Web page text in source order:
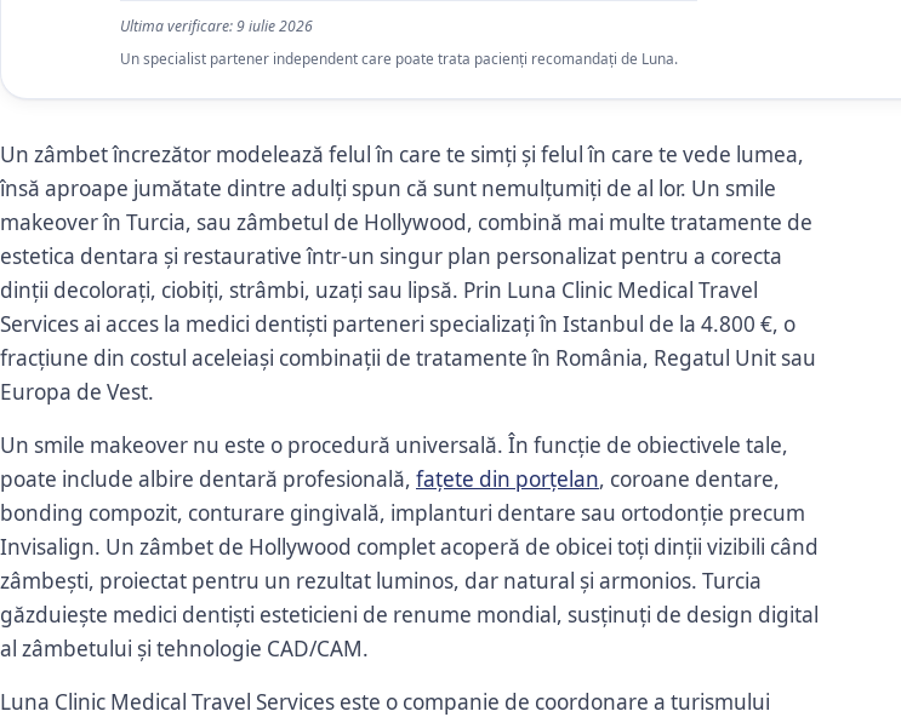
Ultima verificare:9 iulie 2026
Un specialist partener independent care poate trata pacienți recomandați de Luna.
Un zâmbet încrezător modelează felul în care te simți și felul în care te vede lumea,
însă aproape jumătate dintre adulți spun că sunt nemulțumiți de al lor. Un smile
makeover în Turcia, sau zâmbetul de Hollywood, combină mai multe tratamente de
estetica dentara și restaurative într-un singur plan personalizat pentru a corecta
dinții decolorați, ciobiți, strâmbi, uzați sau lipsă. Prin Luna Clinic Medical Travel
Services ai acces la medici dentiști parteneri specializați în Istanbul de la 4.800 €, o
fracțiune din costul aceleiași combinații de tratamente în România, Regatul Unit sau
Europa de Vest.
Un smile makeover nu este o procedură universală. În funcție de obiectivele tale,
poate include albire dentară profesională, fațete din porțelan, coroane dentare,
bonding compozit, conturare gingivală, implanturi dentare sau ortodonție precum
Invisalign. Un zâmbet de Hollywood complet acoperă de obicei toți dinții vizibili când
zâmbești, proiectat pentru un rezultat luminos, dar natural și armonios. Turcia
găzduiește medici dentiști esteticieni de renume mondial, susținuți de design digital
al zâmbetului și tehnologie CAD/CAM.
Luna Clinic Medical Travel Services este o companie de coordonare a turismului